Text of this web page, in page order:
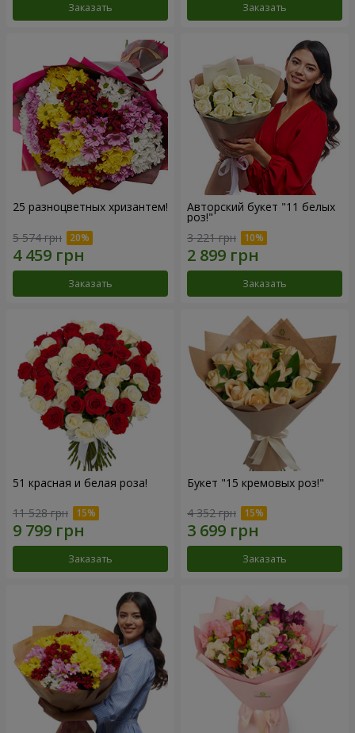
Заказать Заказать
25 разноцветных хризантем!
5 574 грн
Заказать
Авторский букет "11 белых
роз!"
3 221 грн
Заказать
51 красная и белая роза!
11 528 грн
Заказать
Букет "15 кремовых роз!"
4 352 грн
Заказать